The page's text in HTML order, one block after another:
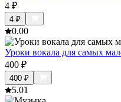
4 ₽
4 ₽
0.00
Уроки вокала для самых
400 ₽
400 ₽
5.01